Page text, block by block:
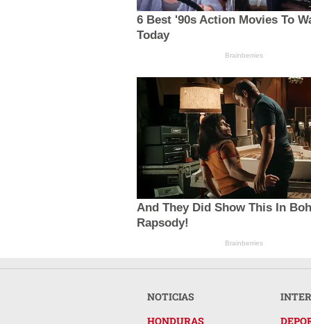
6 Best '90s Action Movies To
Today
Brainberries
And They Did Show This In
Rapsody!
Brainberries
NOTICIAS
HONDURAS